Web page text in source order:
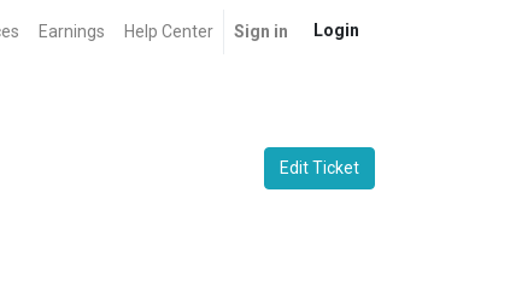
Earnings Help Center Sign in Login
Edit Ticket